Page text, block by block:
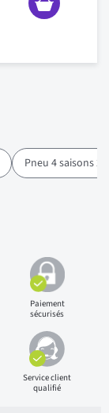
Pneu 4 saisons
Paiement
sécurisés
Service client
qualifié